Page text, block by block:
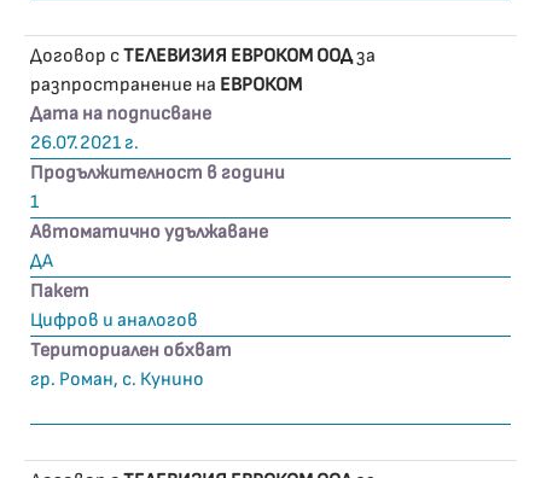
Договор сТЕЛЕВИЗИЯ ЕВРОКОМ ООДза
разпространение на ЕВРОКОМ
Дата на подписване
26.07.2021 г.
Продължителност в години
1
Автоматично удължаване
ДА
Пакет
Цифров и аналогов
Териториален обхват
гр. Роман, с. Кунино